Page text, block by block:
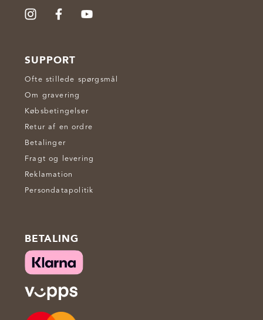
SUPPORT
Ofte stillede spørgsmål
Om gravering
Købsbetingelser
Retur af en ordre
Betalinger
Fragt og levering
Reklamation
Persondatapolitik
BETALING